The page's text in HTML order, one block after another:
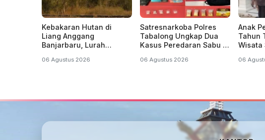
Kebakaran Hutan di
Liang Anggang
Banjarbaru, Lurah
Terbakar Sejak Tadi
06 Agustus 2026
Satresnarkoba Polres
Tabalong Ungkap Dua
Kasus Peredaran Sabu di
Pelaku Diamankan
06 Agustus 2026
Anak
Tahun
Wisata
06